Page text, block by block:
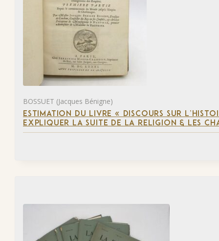
BOSSUET (Jacques Bénigne)
ESTIMATION DU LIVRE « DISCOURS SUR
EXPLIQUER LA SUITE DE LA RELIGION & LES